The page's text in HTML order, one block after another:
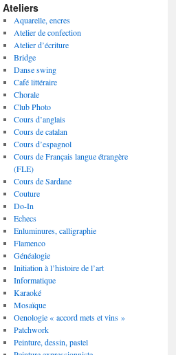
Ateliers
Aquarelle, encres
Atelier de confection
Atelier d’écriture
Bridge
Danse swing
Café littéraire
Chorale
Club Photo
Cours d’anglais
Cours de catalan
Cours d’espagnol
Cours de Français langue étrangère
(FLE)
Cours de Sardane
Couture
Do-In
Echecs
Enluminures, calligraphie
Flamenco
Généalogie
Initiation à l’histoire de l’art
Informatique
Karaoké
Mosaïque
Oenologie « accord mets et vins »
Patchwork
Peinture, dessin, pastel